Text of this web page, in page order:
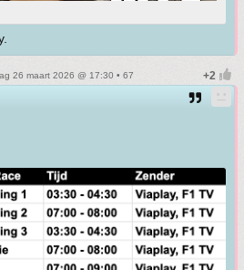
26 maart 2026 @ 17:30 • 67